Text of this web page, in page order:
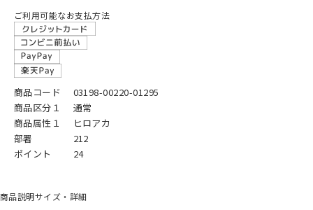
ご利用可能なお支払方法
商品コード
03198-00220-01295
商品区分１
通常
商品属性１
ヒロアカ
部署
212
ポイント
24
商品説明サイズ・詳細